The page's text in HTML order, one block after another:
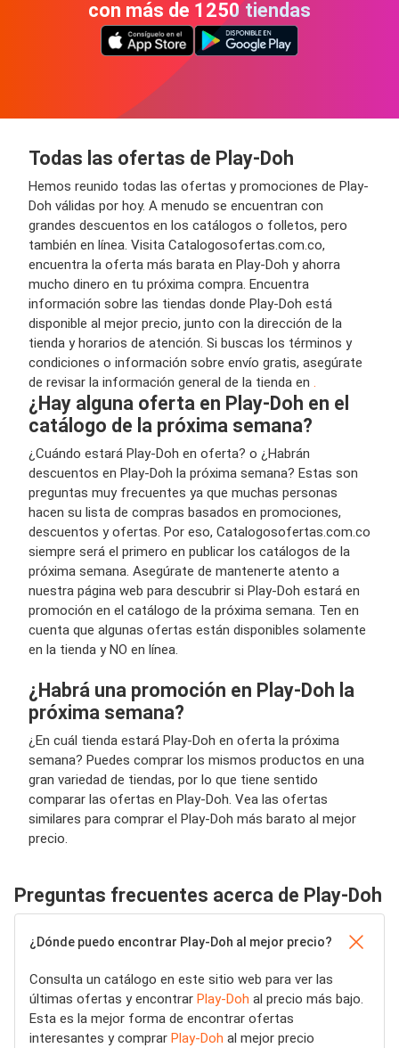
con más de 1250 tiendas
Todas las ofertas de Play-Doh
Hemos reunido todas las ofertas y promociones de Play-
Doh válidas por hoy. A menudo se encuentran con
grandes descuentos en los catálogos o folletos, pero
también en línea. Visita Catalogosofertas.com.co,
encuentra la oferta más barata en Play-Doh y ahorra
mucho dinero en tu próxima compra. Encuentra
información sobre las tiendas donde Play-Doh está
disponible al mejor precio, junto con la dirección de la
tienda y horarios de atención. Si buscas los términos y
condiciones o información sobre envío gratis, asegúrate
de revisar la información general de la tienda en
¿Hay alguna oferta en Play-Doh en el
catálogo de la próxima semana?
¿Cuándo estará Play-Doh en oferta? o ¿Habrán
descuentos en Play-Doh la próxima semana? Estas son
preguntas muy frecuentes ya que muchas personas
hacen su lista de compras basados en promociones,
descuentos y ofertas. Por eso, Catalogosofertas.com.co
siempre será el primero en publicar los catálogos de la
próxima semana. Asegúrate de mantenerte atento a
nuestra página web para descubrir si Play-Doh estará en
promoción en el catálogo de la próxima semana. Ten en
cuenta que algunas ofertas están disponibles solamente
en la tienda y NO en línea.
¿Habrá una promoción en Play-Doh la
próxima semana?
¿En cuál tienda estará Play-Doh en oferta la próxima
semana? Puedes comprar los mismos productos en una
gran variedad de tiendas, por lo que tiene sentido
comparar las ofertas en Play-Doh. Vea las ofertas
similares para comprar el Play-Doh más barato al mejor
precio.
Preguntas frecuentes acerca de Play-Doh
¿Dónde puedo encontrar Play-Doh al mejor precio?
Consulta un catálogo en este sitio web para ver las
últimas ofertas y encontrar Play-Doh al precio más bajo.
Esta es la mejor forma de encontrar ofertas
interesantes y comprar Play-Doh al mejor precio